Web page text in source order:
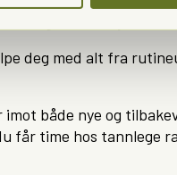
deg med alt fra
både nye og
får time hos tannlege